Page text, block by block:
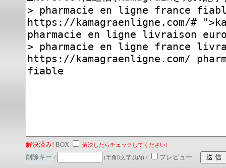
解決済み!BOX 解決したらチェックしてください!
削除キー / (半角8文字以内)/ プレビュー